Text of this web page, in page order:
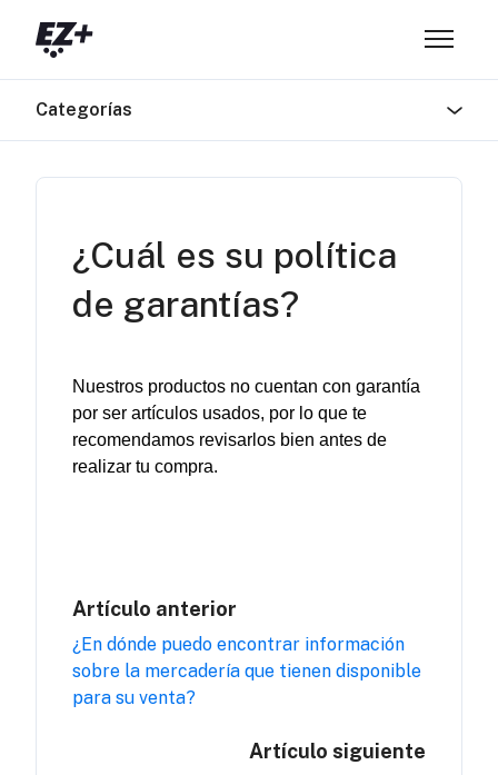
Abrir/
Categorías
¿Cuál es su política
de garantías?
Nuestros productos no cuentan con garantía
por ser artículos usados, por lo que te
recomendamos revisarlos
realizar tu compra.
Artículo anterior
¿En dónde puedo encontrar información
sobre la mercadería que tienen disponible
para su venta?
Artículo siguiente